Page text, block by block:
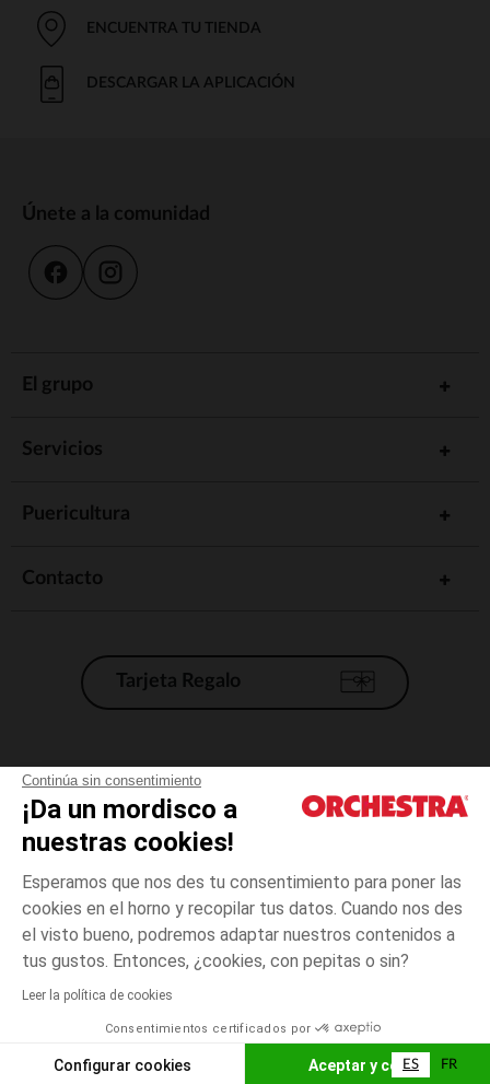
Continúa sin consentimiento
¡Da un mordisco a
nuestras cookies!
Esperamos que nos des tu consentimiento para poner las
cookies en el horno y recopilar tus datos. Cuando nos des
el visto bueno, podremos adaptar nuestros contenidos a
tus gustos. Entonces, ¿cookies, con pepitas o sin?
Leer la política de cookies
Consentimientos certificados por
Configurar cookies Aceptar y cerrar
Crudo
1
El pago medidante
ELIGE UNA TALLA
ENCUENTRA TU TIENDA
DESCARGAR LA APLICACIÓN
Únete a la comunidad
El grupo
Servicios
Puericultura
Contacto
Tarjeta Regalo
Condiciones generales de venta
Aviso Legal
*Condiciones de las ofertas actuales
Gestión de las cookies
Accesibilidad: no conforme
Orchestra adhiere al código de ética de la Federación Francesa de comercio
electrónico y venta a distancia (FEVAD) y al sistema de mediación de
ES FR